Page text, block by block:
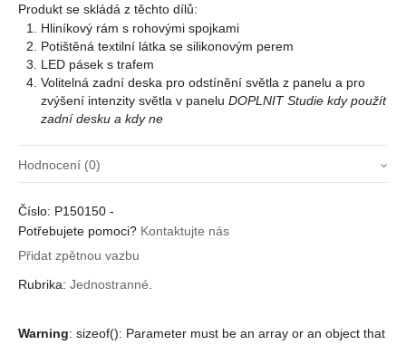
Produkt se skládá z těchto dílů:
Hliníkový rám s rohovými spojkami
Potištěná textilní látka se silikonovým perem
LED pásek s trafem
Volitelná zadní deska pro odstínění světla z panelu a pro
zvýšení intenzity světla v panelu DOPLNIT Studie kdy použít
zadní desku a kdy ne
Hodnocení (0)
Buďte první, kdo napíše recenzi “Jednostranné
150 mm”
Číslo: P150150 -
Potřebujete pomoci? Kontaktujte nás
Přidat zpětnou vazbu
Rubrika: Jednostranné
Warning: sizeof(): Parameter must be an array or an object that